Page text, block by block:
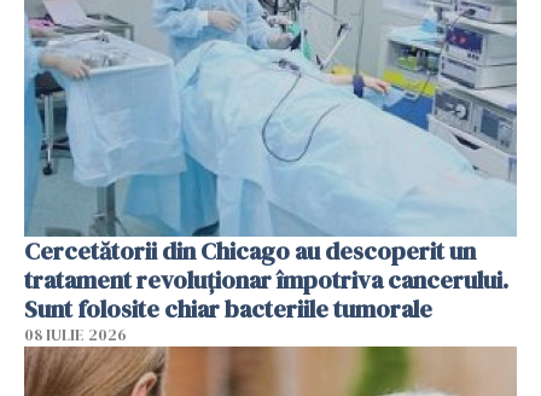
Cercetătorii din Chicago au descoperit un
tratament revoluționar împotriva cancerului.
Sunt folosite chiar bacteriile tumorale
08 IULIE 2026